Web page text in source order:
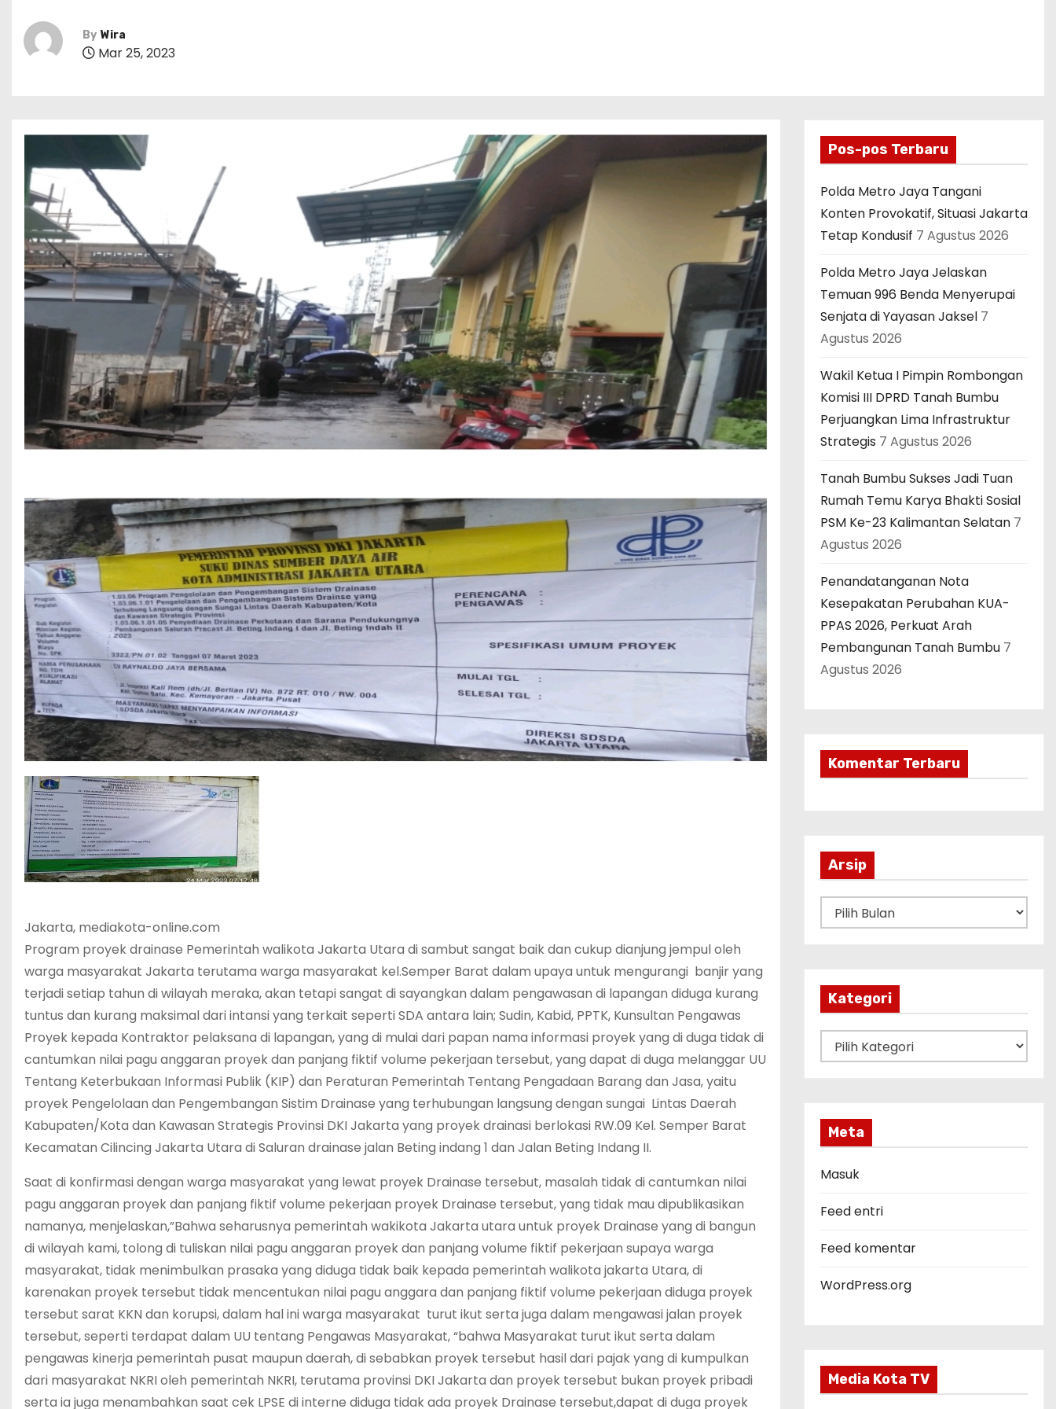
By Wira
Mar 25, 2023
Jakarta, mediakota-online.com
Program proyek drainase Pemerintah walikota Jakarta Utara di sambut sangat baik dan cukup dianjung jempul oleh
warga masyarakat Jakarta terutama warga masyarakat kel.Semper Barat dalam upaya untuk mengurangi banjir yang
terjadi setiap tahun di wilayah meraka, akan tetapi sangat di sayangkan dalam pengawasan di lapangan diduga kurang
tuntus dan kurang maksimal dari intansi yang terkait seperti SDA antara lain; Sudin, Kabid, PPTK, Kunsultan Pengawas
Proyek kepada Kontraktor pelaksana di lapangan, yang di mulai dari papan nama informasi proyek yang di duga tidak di
cantumkan nilai pagu anggaran proyek dan panjang fiktif volume pekerjaan tersebut, yang dapat di duga melanggar UU
Tentang Keterbukaan Informasi Publik (KIP) dan Peraturan Pemerintah Tentang Pengadaan Barang dan Jasa, yaitu
proyek Pengelolaan dan Pengembangan Sistim Drainase yang terhubungan langsung dengan sungai Lintas Daerah
Kabupaten/Kota dan Kawasan Strategis Provinsi DKI Jakarta yang proyek drainasi berlokasi RW.09 Kel. Semper Barat
Kecamatan Cilincing Jakarta Utara di Saluran drainase jalan Beting indang 1 dan Jalan Beting Indang II.
Saat di konfirmasi dengan warga masyarakat yang lewat proyek Drainase tersebut, masalah tidak di cantumkan nilai
pagu anggaran proyek dan panjang fiktif volume pekerjaan proyek Drainase tersebut, yang tidak mau dipublikasikan
namanya, menjelaskan,”Bahwa seharusnya pemerintah wakikota Jakarta utara untuk proyek Drainase yang di bangun
di wilayah kami, tolong di tuliskan nilai pagu anggaran proyek dan panjang volume fiktif pekerjaan supaya warga
masyarakat, tidak menimbulkan prasaka yang diduga tidak baik kepada pemerintah walikota jakarta Utara, di
karenakan proyek tersebut tidak mencentukan nilai pagu anggara dan panjang fiktif volume pekerjaan diduga proyek
tersebut sarat KKN dan korupsi, dalam hal ini warga masyarakat turut ikut serta juga dalam mengawasi jalan proyek
tersebut, seperti terdapat dalam UU tentang Pengawas Masyarakat, “bahwa Masyarakat turut ikut serta dalam
pengawas kinerja pemerintah pusat maupun daerah, di sebabkan proyek tersebut hasil dari pajak yang di kumpulkan
dari masyarakat NKRI oleh pemerintah NKRI, terutama provinsi DKI Jakarta dan proyek tersebut bukan proyek pribadi
serta ia juga menambahkan saat cek LPSE di interne diduga tidak ada proyek Drainase tersebut,dapat di duga proyek
Pos-pos Terbaru
Polda Metro Jaya Tangani
Konten Provokatif, Situasi Jakarta
Tetap Kondusif 7 Agustus 2026
Polda Metro Jaya Jelaskan
Temuan 996 Benda Menyerupai
Senjata di Yayasan Jaksel 7
Agustus 2026
Wakil Ketua I Pimpin Rombongan
Komisi III DPRD Tanah Bumbu
Perjuangkan Lima Infrastruktur
Strategis 7 Agustus 2026
Tanah Bumbu Sukses Jadi Tuan
Rumah Temu Karya Bhakti Sosial
PSM Ke-23 Kalimantan Selatan 7
Agustus 2026
Penandatanganan Nota
Kesepakatan Perubahan KUA-
PPAS 2026, Perkuat Arah
Pembangunan Tanah Bumbu 7
Agustus 2026
Komentar Terbaru
Arsip
r
Kategori
a
o
r
Meta
Masuk
Feed entri
Feed komentar
WordPress.org
Media Kota TV